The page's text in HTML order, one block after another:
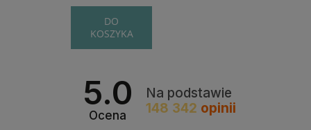
DO
KOSZYKA
5.0
Ocena
Na podstawie
148 342 opinii